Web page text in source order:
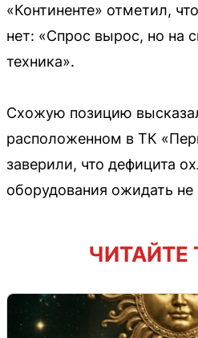
«Континенте» отметил,
нет: «Спрос вырос, но на
техника».
Схожую позицию
расположенном в ТК
заверили, что дефицита
оборудования ожидать не
ЧИТАЙТЕ